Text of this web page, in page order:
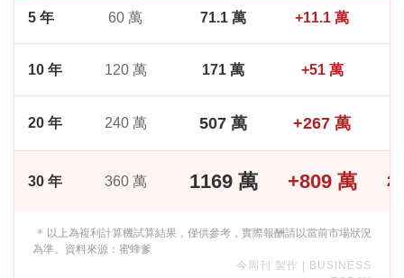
5 年 60 萬 71.1 萬 +11.1 萬
10 年 120 萬 171 萬 +51 萬
20 年 240 萬 507 萬 +267 萬
30 年 360 萬 1169 萬 +809 萬
* 以上為複利計算機試算結果，僅供參考，實際報酬請以當前市場狀況
為準。資料來源：蜜蜂爹
今周刊 製作 | BUSINESS